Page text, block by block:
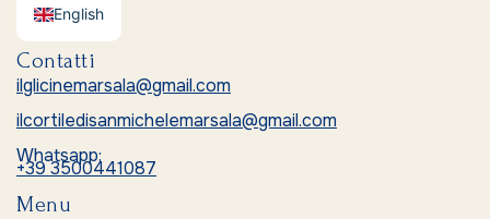
English
Contatti
ilglicinemarsala@gmail.com
ilcortiledisanmichelemarsala@gmail.com
Whatsapp:
+39 3500441087
Menu